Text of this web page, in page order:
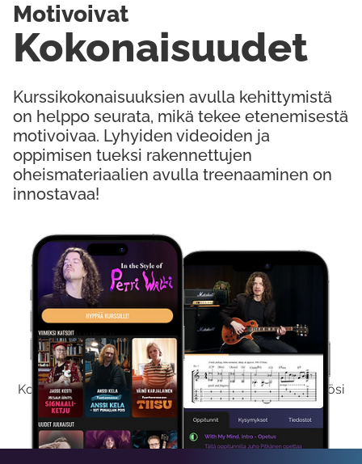
Kokeile Ilmaiseksi
Kokeilemalla ilmaiseksi saat koko sisältömme käyttöösi
viikon ajaksi.
Kurssikokonaisuuksien avulla kehittymistä
on helppo seurata, mikä tekee etenemisestä
motivoivaa. Lyhyiden videoiden ja
oppimisen tueksi rakennettujen
oheismateriaalien avulla treenaaminen on
innostavaa!
Kokonaisuudet
Motivoivat